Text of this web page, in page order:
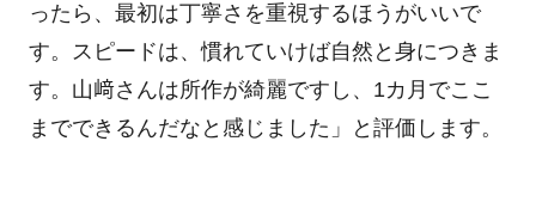
ったら、最初は丁寧さを重視するほうがいいで
す。スピードは、慣れていけば自然と身につきま
す。山﨑さんは所作が綺麗ですし、 1カ月でここ
までできるんだなと感じました」と評価します。